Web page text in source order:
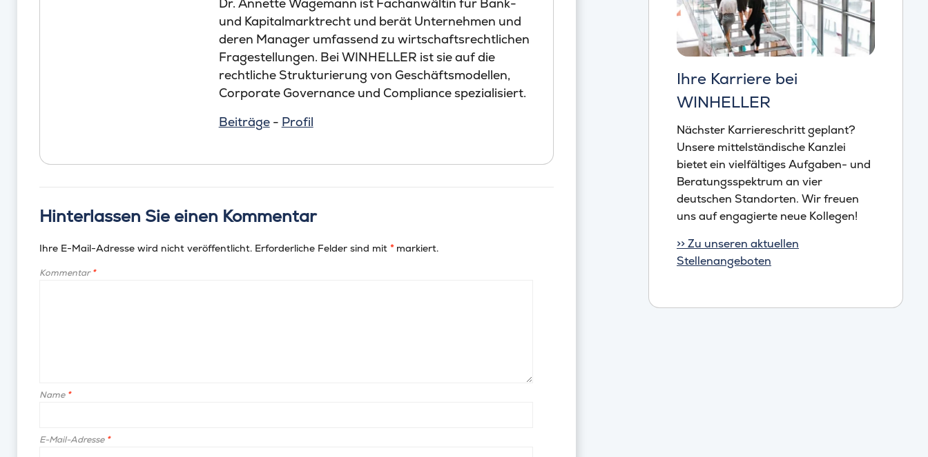
und Kapitalmarktrecht und berät Unternehmen und
deren Manager umfassend zu wirtschaftsrechtlichen
Fragestellungen. Bei WINHELLER ist sie auf die
rechtliche Strukturierung von Geschäftsmodellen,
Corporate Governance und Compliance spezialisiert.
Beiträge- Profil
Hinterlassen Sie einen Kommentar
Ihre E-Mail-Adresse wird nicht veröffentlicht. Erforderliche Felder sind mit *markiert.
Kommentar*
Name *
E-Mail-Adresse *
Ihre Karriere bei
WINHELLER
Nächster Karriereschritt geplant?
Unsere mittelständische Kanzlei
bietet ein vielfältiges Aufgaben- und
Beratungsspektrum an vier
deutschen Standorten. Wir freuen
uns auf engagierte neue Kollegen!
>> Zu unseren aktuellen
Stellenangeboten